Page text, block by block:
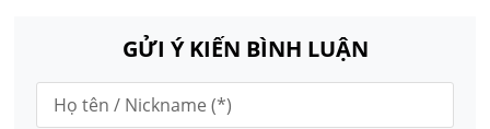
GỬI Ý KIẾN BÌNH LUẬN